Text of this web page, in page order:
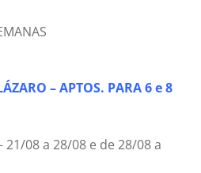
– APTOS. PARA 6 e 8
21/08 a 28/08 e de 28/08 a